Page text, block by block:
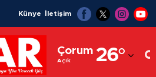
Künye İletişim
Çorum
Açık 26°
Adıyaman